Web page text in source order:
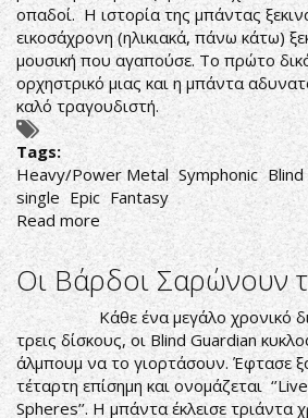
οπαδοί. Η ιστορία της μπάντας
εικοσάχρονη (ηλικιακά, πάνω κάτω)
μουσική που αγαπούσε. Το πρώτο
ορχηστρικό μιας και η μπάντα
καλό τραγουδιστή.
Tags:
Heavy/Power Metal Symphonic
single Epic Fantasy
Read more about
Λίγη
ποσότητα,
πολλή
ποιότητα
Οι Βάρδοι Σαρώνουν
Κάθε ένα μεγάλο χρονικό
τρεις δίσκους, οι Blind Guardian
άλμπουμ να το γιορτάσουν. Έφτασε
τέταρτη επίσημη και ονομάζεται
Spheres’’. Η μπάντα έκλεισε τριάντα